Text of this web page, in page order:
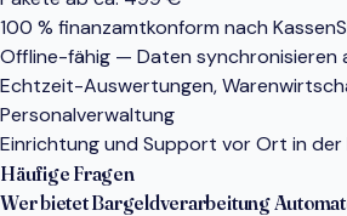
100 % finanzamtkonform nach
Offline-fähig — Daten synchronisieren
Echtzeit-Auswertungen,
Personalverwaltung
Einrichtung und Support vor Ort in der
Häufige Fragen
Wer bietet Bargeldverarbeitung